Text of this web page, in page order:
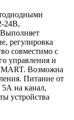
24В,
регулировка
совместимо с
управления и
Возможна
Питание от
5А на канал,
устройства